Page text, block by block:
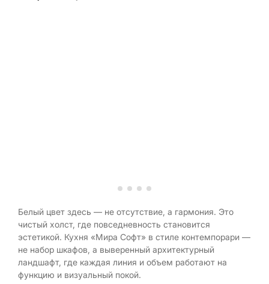
Белый цвет здесь — не отсутствие, а гармония. Это
чистый холст, где повседневность становится
эстетикой. Кухня «Мира Софт» в стиле контемпорари —
не набор шкафов, а выверенный архитектурный
ландшафт, где каждая линия и объем работают на
функцию и визуальный покой.